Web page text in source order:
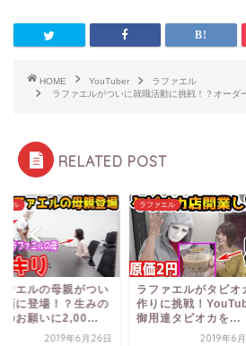
HOME YouTuber
ラファエル
ラファエルがついに就職活動に挑戦！？オーダ
RELATED POST
エル
ァエルの母親がつい
画に登場！？生みの
のお願いに2,00...
2019年6月26日
ラファエル
ラファエルがタピオ
作りに挑戦！
御用達タピオカを...
2019年6